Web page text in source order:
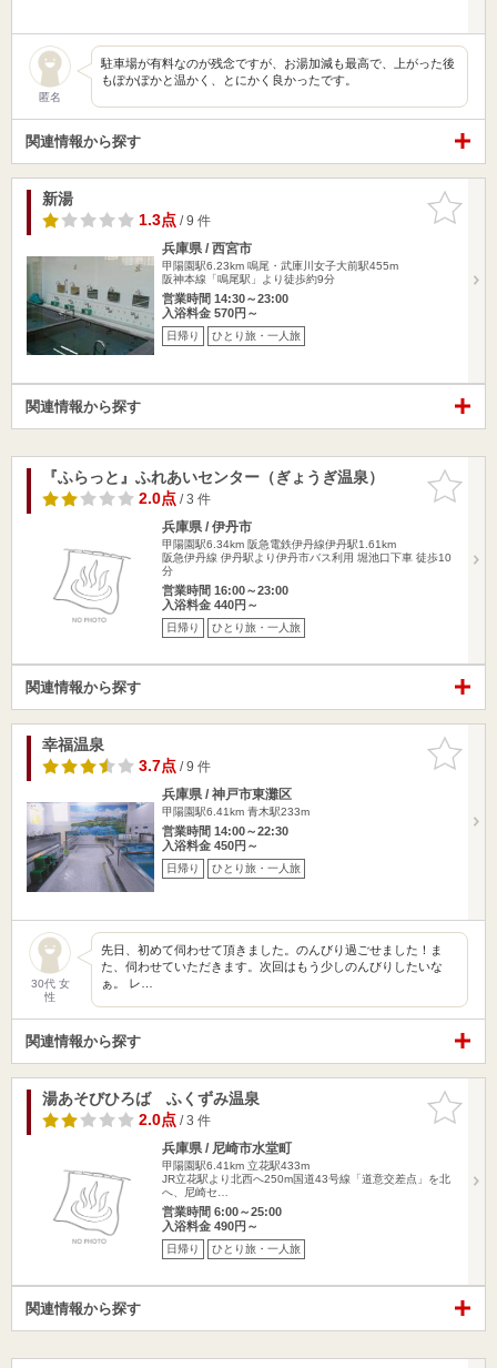
匿名
駐車場が有料なのが残念ですが、お湯加減も最高で、上がった後
もぽかぽかと温かく、とにかく良かったです。
関連情報から探す
お気に入
りに追加
新湯
1.3点/ 9 件
兵庫県 / 西宮市
甲陽園駅6.23km 鳴尾・武庫川女子大前駅455m
阪神本線「鳴尾駅」より徒歩約9分
営業時間 14:30～23:00
入浴料金 570円～
日帰り ひとり旅・一人旅
関連情報から探す
お気に入
りに追加
『ふらっと』ふれあいセンター（ぎょうぎ温泉）
2.0点/ 3 件
兵庫県 / 伊丹市
甲陽園駅6.34km 阪急電鉄伊丹線伊丹駅1.61km
阪急伊丹線 伊丹駅より伊丹市バス利用 堀池口下車 徒歩10
分
営業時間 16:00～23:00
入浴料金 440円～
日帰り ひとり旅・一人旅
関連情報から探す
お気に入
りに追加
幸福温泉
3.7点/ 9 件
兵庫県 / 神戸市東灘区
甲陽園駅6.41km 青木駅233m
営業時間 14:00～22:30
入浴料金 450円～
日帰り ひとり旅・一人旅
30代 女
性
先日、初めて伺わせて頂きました。のんびり過ごせました！ま
た、伺わせていただきます。次回はもう少しのんびりしたいな
ぁ。 レ…
関連情報から探す
お気に入
りに追加
湯あそびひろば ふくずみ温泉
2.0点/ 3 件
兵庫県 / 尼崎市水堂町
甲陽園駅6.41km 立花駅433m
JR立花駅より北西へ250m国道43号線「道意交差点」を北
へ、尼崎セ…
営業時間 6:00～25:00
入浴料金 490円～
日帰り ひとり旅・一人旅
関連情報から探す